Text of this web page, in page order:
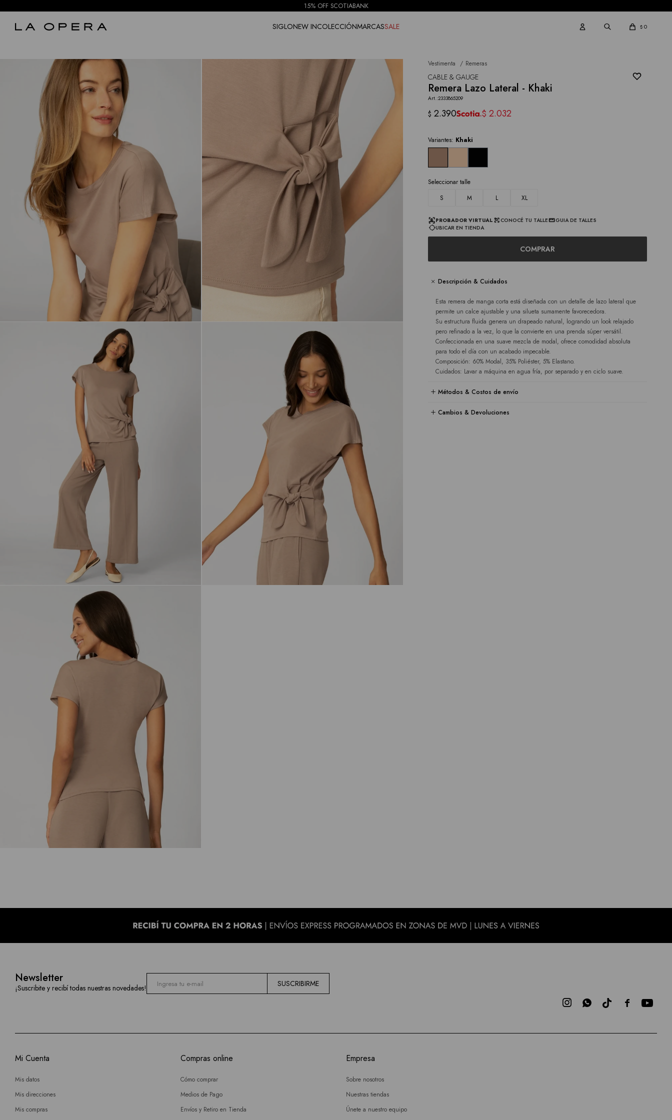
15% OFF SCOTIABANK
SIGLONEW INCOLECCIÓNMARCASSALE $ 0
Vestimenta Remeras
CABLE & GAUGE
Remera Lazo Lateral - Khaki
2333865209
$ 2.390 $ 2.032
Variantes: Khaki
Seleccionar talle
S
M L XL
PROBADOR VIRTUAL CONOCÉ TU TALLE
GUIA DE TALLES
UBICAR EN TIENDA
COMPRAR
Descripción & Cuidados
Esta remera de manga corta está diseñada con un detalle de lazo lateral que
permite un calce ajustable y una silueta sumamente favorecedora.
Su estructura fluida genera un drapeado natural, logrando un look relajado
pero refinado a la vez, lo que la convierte en una prenda súper versátil.
Confeccionada en una suave mezcla de modal, ofrece comodidad absoluta
para todo el día con un acabado impecable.
Composición: 60% Modal, 35% Poliéster, 5% Elastano.
Cuidados: Lavar a máquina en agua fría, por separado y en ciclo suave.
Métodos & Costos de envío
Cambios & Devoluciones
NOTIFICARME
Newsletter
¡Suscribite y recibí todas nuestras novedades! SUSCRIBIRME

 
Mi Cuenta
Mis datos
Mis direcciones
Mis compras
Compras online
Cómo comprar
Medios de Pago
Envíos y Retiro en Tienda
Empresa
Sobre nosotros
Nuestras tiendas
Únete a nuestro equipo